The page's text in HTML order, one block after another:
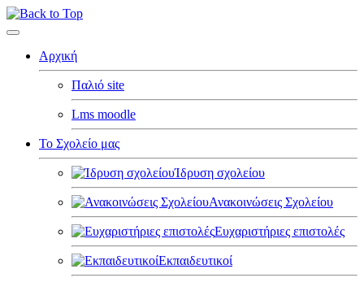
Αρχική
Παλιό site
Lms moodle
Το Σχολείο μας
Ίδρυση σχολείου
Ανακοινώσεις Σχολείου
Ευχαριστήριες επιστολές
Εκπαιδευτικοί